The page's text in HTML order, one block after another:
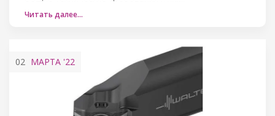
Читать далее…
02 МАРТА '22